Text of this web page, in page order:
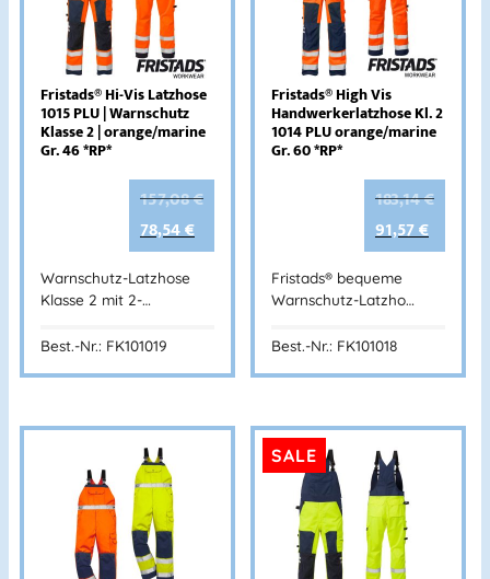
Fristads® Hi-Vis Latzhose
1015 PLU | Warnschutz
Klasse 2 | orange/marine
Gr. 46 *RP*
157,08€
78,54€
Warnschutz-Latzhose
Klasse 2 mit 2-…
Best.-Nr.: FK101019
Fristads® High Vis
Handwerkerlatzhose Kl. 2
1014 PLU orange/marine
Gr. 60 *RP*
183,14€
91,57€
Fristads® bequeme
Warnschutz-Latzho…
Best.-Nr.: FK101018
SALE